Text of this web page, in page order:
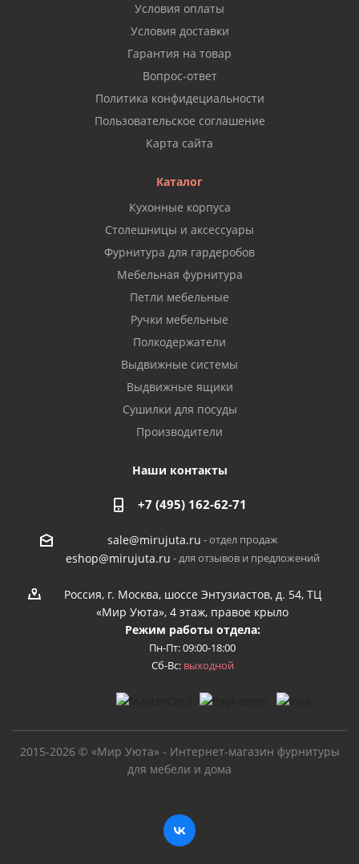
Условия оплаты
Условия доставки
Гарантия на товар
Вопрос-ответ
Политика конфидециальности
Пользовательское соглашение
Карта сайта
Каталог
Кухонные корпуса
Столешницы и аксессуары
Фурнитура для гардеробов
Мебельная фурнитура
Петли мебельные
Ручки мебельные
Полкодержатели
Выдвижные системы
Выдвижные ящики
Сушилки для посуды
Производители
Наши контакты
+7 (495) 162-62-71
sale@mirujuta.ru - отдел продаж
eshop@mirujuta.ru - для отзывов и предложений
Россия, г. Москва, шоссе Энтузиастов, д. 54, ТЦ
«Мир Уюта», 4 этаж, правое крыло
Режим работы отдела:
Пн-Пт: 09:00-18:00
Сб-Вс: выходной
2015-2026 © «Мир Уюта» - Интернет-магазин фурнитуры
для мебели и дома